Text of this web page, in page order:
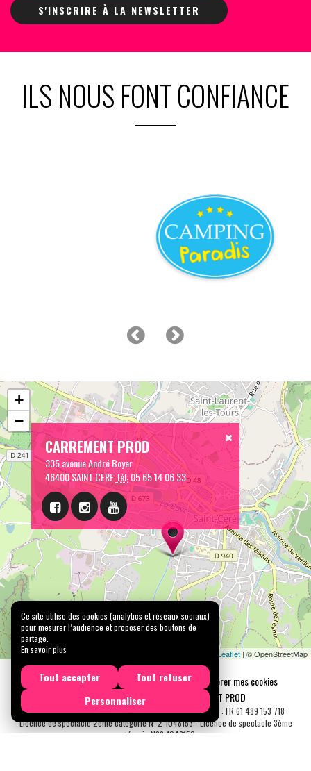
S'INSCRIRE À LA NEWSLETTER
ILS NOUS FONT CONFIANCE
CARREMENT PROD
335 avenue André Boyer
46400 SAINT CERETél:05 65 14 06 33
+
−
Leaflet | © OpenStreetMap
Mentions légales Confidentialité
Gérer mes cookies
Tous droits réservés © 2026 |
CARREMENT PROD
N° SIRET : 489 153 718 00031 - APE : 9001 Z - N° TVA Int. : FR 61 489 153 718
Licence de spectacle 2ème catégorie N°2-1048153 - Licence de spectacle 3ème
catégorie N°3-1048152
Ce site utilise des cookies (analytics et réseaux sociaux)
pour mesurer l’audience et proposer des boutons de
partage.
En savoir plus
Tout accepter
Tout refuser
Personnaliser